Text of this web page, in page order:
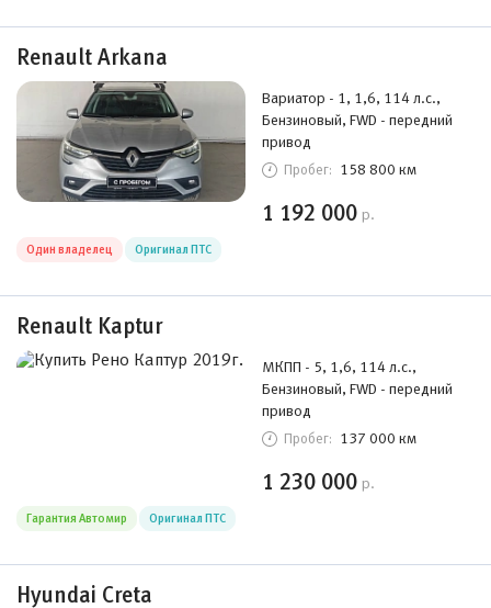
Renault Arkana
Вариатор - 1, 1,6, 114 л.с.,
Бензиновый, FWD - передний
привод
Пробег: 158 800 км
1 192 000 р.
Один владелец Оригинал ПТС
Renault Kaptur
МКПП - 5, 1,6, 114 л.с.,
Бензиновый, FWD - передний
привод
Пробег: 137 000 км
1 230 000 р.
Гарантия Автомир Оригинал ПТС
Hyundai Creta